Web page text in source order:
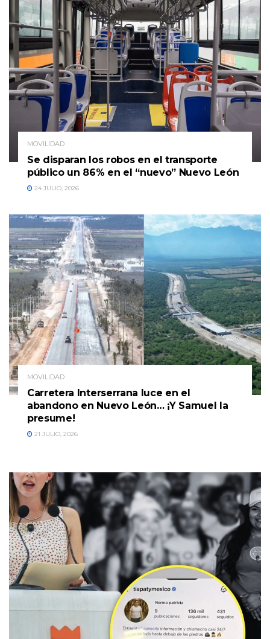
MOVILIDAD
Se disparan los robos en el transporte
público un 86% en el “nuevo” Nuevo León
24 JULIO, 2026
MOVILIDAD
Carretera Interserrana luce en el
abandono en Nuevo León… ¡Y Samuel la
presume!
21 JULIO, 2026